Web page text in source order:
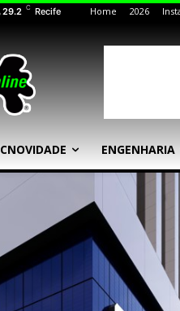
29.2 C Recife Home 2026
ENGENHARIA